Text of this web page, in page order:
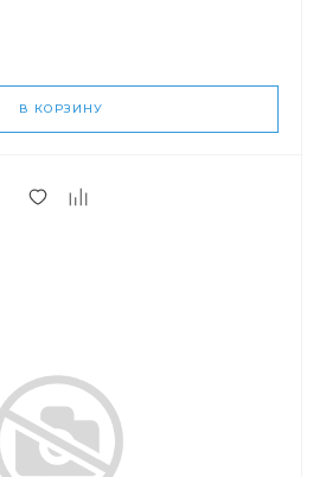
В КОРЗИНУ